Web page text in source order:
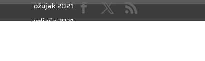
ožujak 2021
veljača 2021